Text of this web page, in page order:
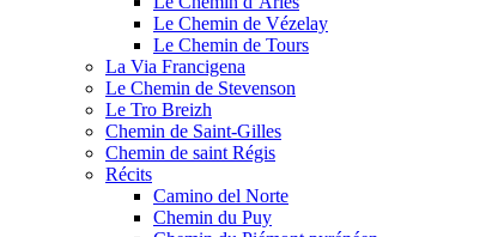
Le Chemin de Vézelay
Le Chemin de Tours
La Via Francigena
Le Chemin de Stevenson
Le Tro Breizh
Chemin de Saint-Gilles
Chemin de saint Régis
Récits
Camino del Norte
Chemin du Puy